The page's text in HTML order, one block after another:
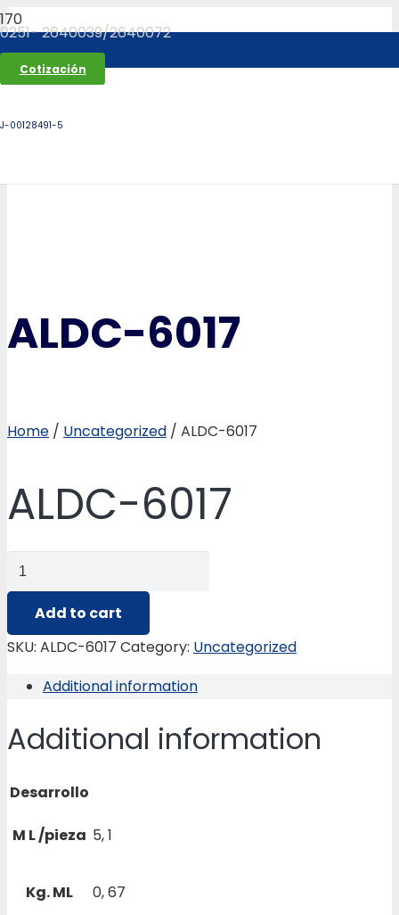
0251- 2640039/2640072
Cotización
J-00128491-5
ALDC-6017
Home / Uncategorized / ALDC-6017
ALDC-6017
ALDC-
6017
quantity
Add to cart
SKU: ALDC-6017 Category: Uncategorized
Additional information
Additional information
Desarrollo
M L /pieza 5, 1
Kg. ML 0, 67